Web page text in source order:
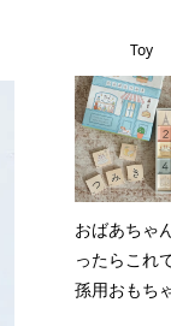
Toy
おばあちゃ
ったらこれ
孫用おもち